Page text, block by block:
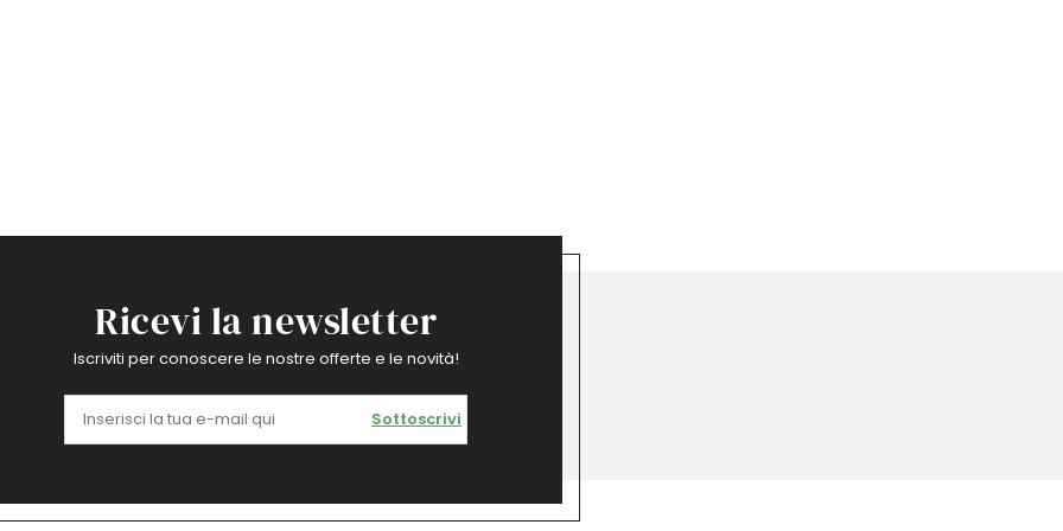
Ricevi la newsletter
Iscriviti per conoscere le nostre offerte e le novità!
Sottoscrivi